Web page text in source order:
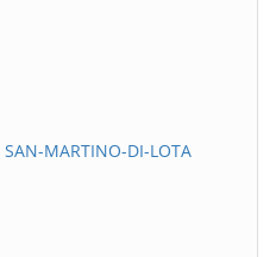
MARTINO-DI-LOTA